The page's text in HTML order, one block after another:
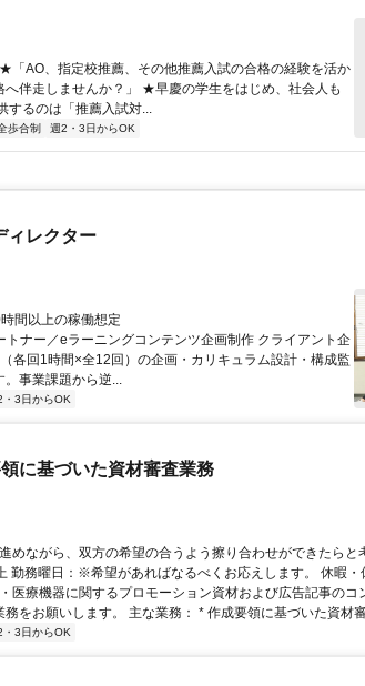
AO、指定校推薦、その他推薦入試の合格の経験を活か
へ伴走しませんか？」 ★早慶の学生をはじめ、社会人も
るのは「推薦入試対...
歩合制 週2・3日からOK
ィレクター
間以上の稼働想定
トナー／eラーニングコンテンツ企画制作 クライアント企
各回1時間×全12回）の企画・カリキュラム設計・構成監
。事業課題から逆...
・3日からOK
に基づいた資材審査業務
めながら、双方の希望の合うよう擦り合わせができたらと
勤務曜日：※希望があればなるべくお応えします。 休暇・
医療機器に関するプロモーション資材および広告記事のコ
をお願いします。 主な業務： * 作成要領に基づいた資材
・3日からOK